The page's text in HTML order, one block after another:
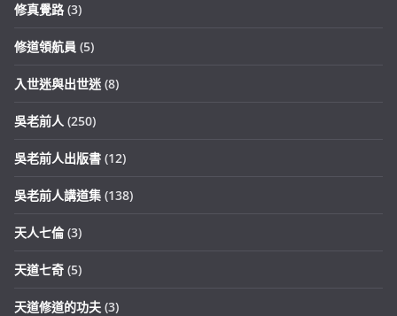
修真覺路 (3)
修道領航員 (5)
入世迷與出世迷 (8)
吳老前人 (250)
吳老前人出版書 (12)
吳老前人講道集 (138)
天人七倫 (3)
天道七奇 (5)
天道修道的功夫 (3)